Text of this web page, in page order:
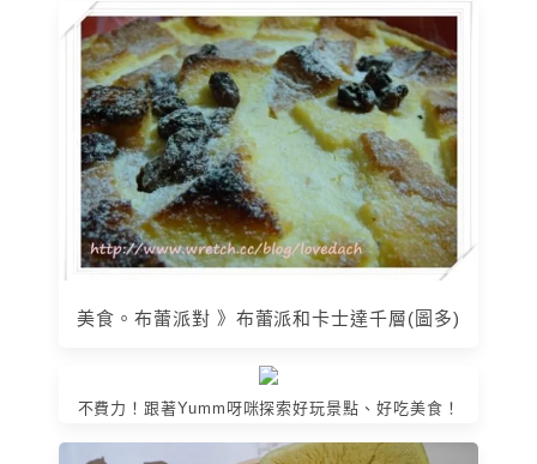
美食。布蕾派對 》布蕾派和卡士達千層(圖多)
不費力！跟著Yumm呀咪探索好玩景點、好吃美食！